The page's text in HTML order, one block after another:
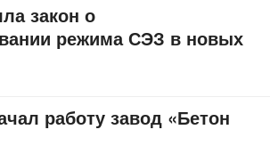
закон о
режима СЭЗ в новых
работу завод «Бетон